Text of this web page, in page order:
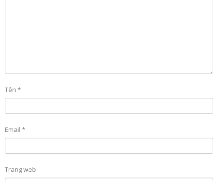
Tên *
Email *
Trang web